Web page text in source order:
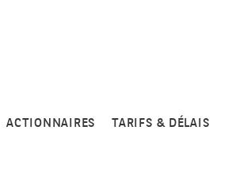
ACTIONNAIRES TARIFS & DÉLAIS